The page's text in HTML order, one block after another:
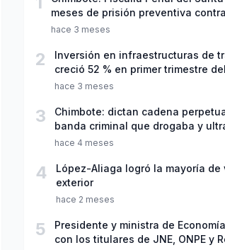
meses de prisión preventiva
por violación sexual y tentativa de
hace 3 meses
2
Inversión en infraestructuras de
creció 52 % en primer trimestre
hace 3 meses
3
Chimbote: dictan cadena
banda criminal que drogaba y
jóvenes
hace 4 meses
4
López-Aliaga logró la mayoría de
exterior
hace 2 meses
5
Presidente y ministra de
con los titulares de JNE, ONPE y